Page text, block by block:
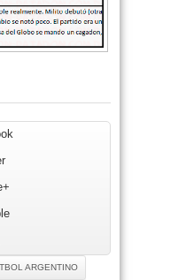
ARGENTINO